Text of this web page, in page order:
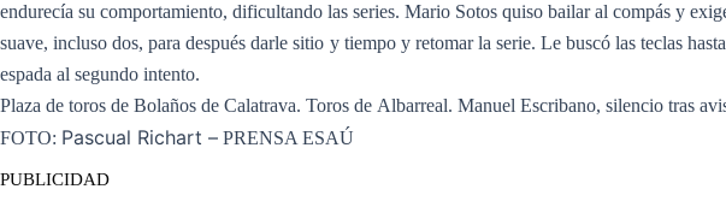
endurecía su comportamiento, dificultando las series. Mario Sotos quiso bailar al compás y
suave, incluso dos, para después darle sitio y tiempo y retomar la serie. Le buscó las teclas
espada al segundo intento.
Plaza de toros de Bolaños de Calatrava. Toros de Albarreal. Manuel Escribano, silencio tras
FOTO: Pascual Richart – PRENSA ESAÚ
PUBLICIDAD